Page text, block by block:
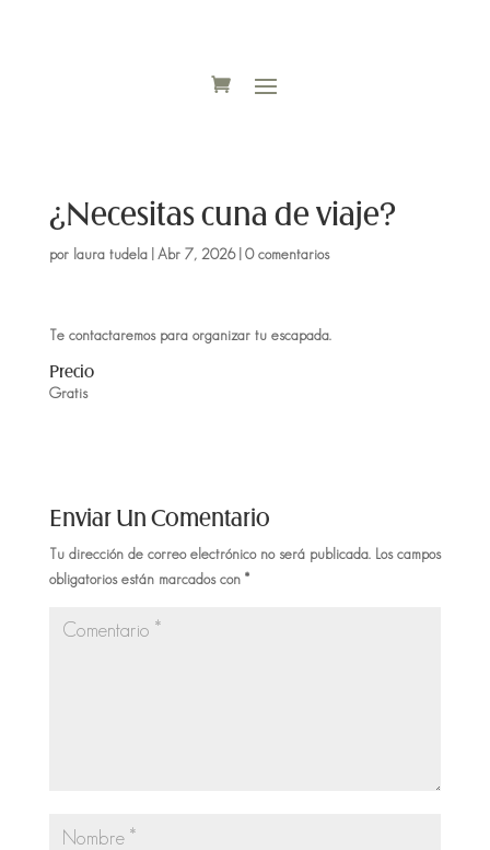
¿Necesitas cuna de viaje?
por laura tudela| Abr 7, 2026| 0 comentarios
Te contactaremos para organizar tu escapada.
Precio
Gratis
Enviar Un Comentario
Tu dirección de correo electrónico no será publicada. Los campos
obligatorios están marcados con *